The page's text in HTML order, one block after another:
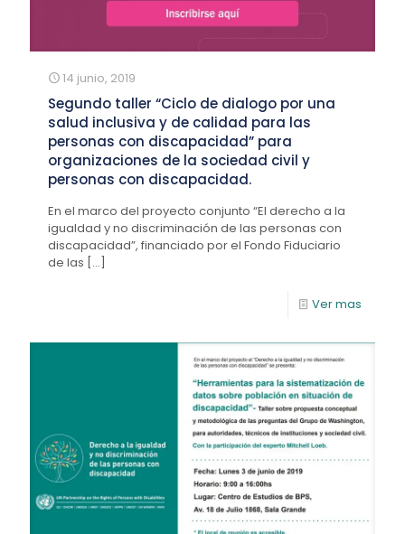
14 junio, 2019
Segundo taller “Ciclo de dialogo por una
salud inclusiva y de calidad para las
personas con discapacidad” para
organizaciones de la sociedad civil y
personas con discapacidad.
En el marco del proyecto conjunto “El derecho a la
igualdad y no discriminación de las personas con
discapacidad”, financiado por el Fondo Fiduciario
de las […]
Ver mas